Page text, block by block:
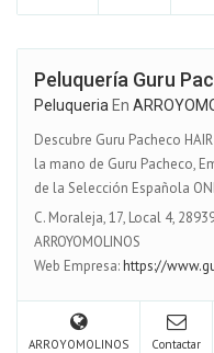
Peluquería Guru
Peluqueria En
Descubre Guru Pacheco
la mano de Guru Pacheco,
de la Selección Española
C. Moraleja, 17, Local 4,
ARROYOMOLINOS
Web Empresa:https://
ARROYOMOLINOS Contactar